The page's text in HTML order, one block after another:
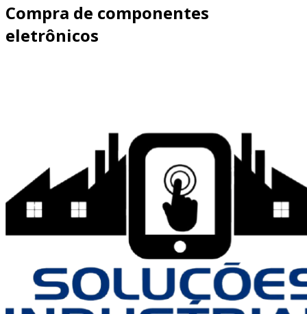
Compra de componentes
eletrônicos